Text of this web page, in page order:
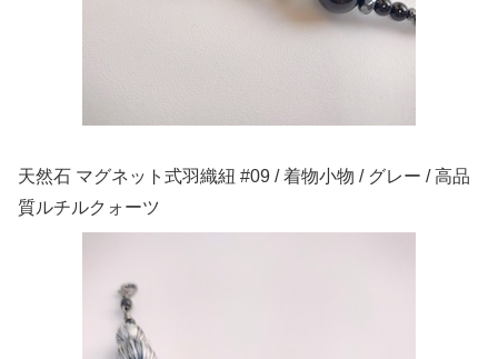
天然石 マグネット式羽織紐 #09 / 着物小物 / グレー / 高品
質ルチルクォーツ